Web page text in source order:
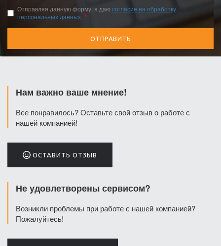
Отправляя данную форму, я даюсогласие на обработку
персональных данных.
Нам важно ваше мнение!
Все понравилось? Оставьте свой отзыв о работе с
нашей компанией!
ОСТАВИТЬ ОТЗЫВ
Не удовлетворены сервисом?
Возникли проблемы при работе с нашей компанией?
Пожалуйтесь!